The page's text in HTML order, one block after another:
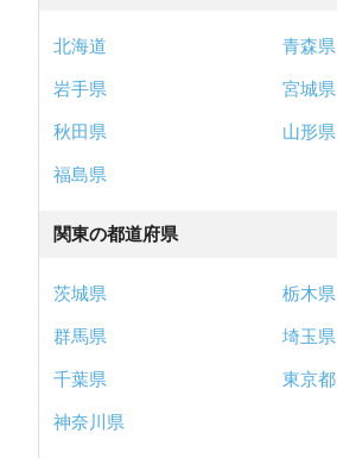
北海道
青森県
岩手県
宮城県
秋田県
山形県
福島県
関東の都道府県
茨城県
栃木県
群馬県
埼玉県
千葉県
東京都
神奈川県